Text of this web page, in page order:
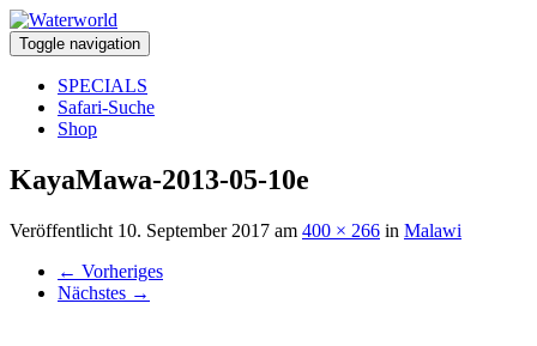
Toggle navigation
SPECIALS
Safari-Suche
Shop
KayaMawa-2013-05-10e
Veröffentlicht 10. September 2017 am 400 × 266 in Malawi
← Vorheriges
Nächstes →